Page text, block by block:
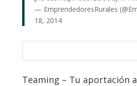
— EmprendedoresRurales
18, 2014
Teaming – Tu aportación